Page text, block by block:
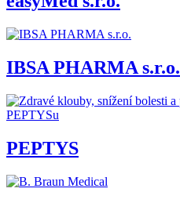
IBSA PHARMA s.r.o.
PEPTYS